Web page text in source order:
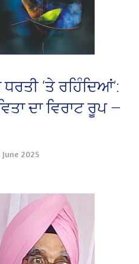
‘ਤੇ ਰਹਿੰਦਿਆਂ’:
ਦਾ ਵਿਰਾਟ ਰੂਪ —
June 2025